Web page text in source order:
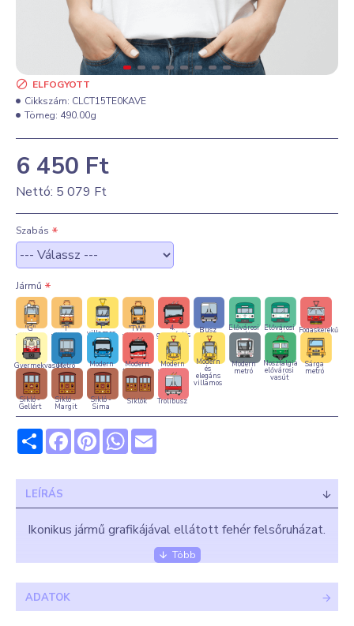
6 450 Ft
Nettó: 5 079 Ft
ELFOGYOTT
Cikkszám: CLCT15TE0KAVE
Tömeg: 490.00g
Szabás
Jármű
"G"
villamos
"T"
villamos
"T"
villamos
- napos
verzió
"TW"
villamos
4.
generációs
trolibusz
Busz Elővárosi
vasút -
Bajszos
Elővárosi
vasút -
Sima
Fogaskerekű
GyermekvasútMetró Modern
busz
Modern
trolibusz
Modern
villamos
Modern
és
elegáns
villamos
Modern
metró
Nosztalgia
elővárosi
vasút
Sárga
metró
Sikló -
Gellért
Sikló -
Margit
Sikló -
Sima
Siklók Trolibusz
ShareFacebookPinterestWhatsApp
LEÍRÁS
Ikonikus jármű grafikájával ellátott fehér felsőruházat.
Kezelési útmutató: kifordítva 30, maximum 40 °C
fokon mosható és vasalható. Fehérítő, valamint
ADATOK